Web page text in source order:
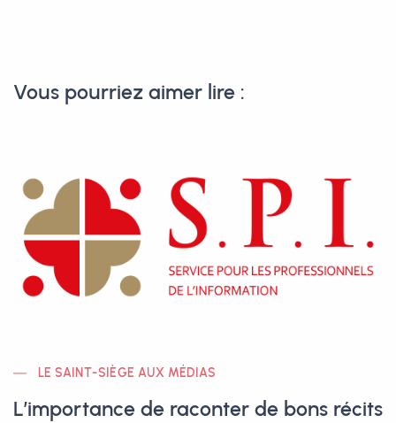
Vous pourriez aimer lire :
LE SAINT-SIÈGE AUX MÉDIAS
L’importance de raconter de bons récits